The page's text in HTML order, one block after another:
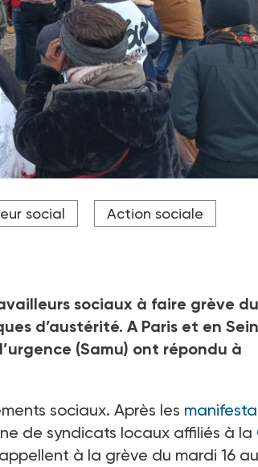
» et « nique la convention unique », une
voire personnes en situation
social Action sociale
sociaux à faire grève
d’austérité. A Paris et en
(Samu) ont répondu à
sociaux. Après les
de syndicats locaux affiliés à la
à la grève du mardi 16 au